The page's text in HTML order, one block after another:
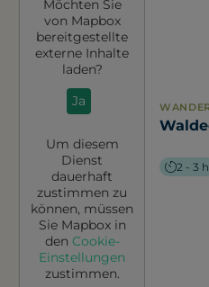
Möchten Sie
von Mapbox
bereitgestellte
externe Inhalte
laden?
Ja
Um diesem
Dienst
dauerhaft
zustimmen zu
können, müssen
Sie Mapboxin
den Cookie-
Einstellungen
zustimmen.
2 - 3 h